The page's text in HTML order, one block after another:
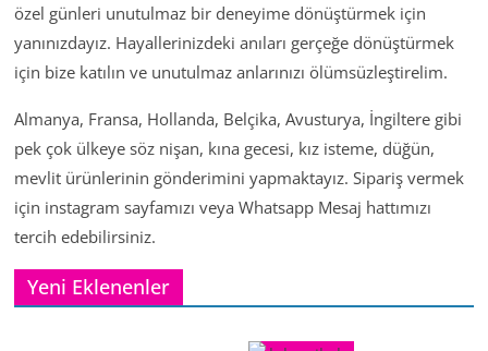
özel günleri unutulmaz bir deneyime dönüştürmek için
yanınızdayız. Hayallerinizdeki anıları gerçeğe dönüştürmek
için bize katılın ve unutulmaz anlarınızı ölümsüzleştirelim.
Almanya, Fransa, Hollanda, Belçika, Avusturya, İngiltere gibi
pek çok ülkeye söz nişan, kına gecesi, kız isteme, düğün,
mevlit ürünlerinin gönderimini yapmaktayız. Sipariş vermek
için instagram sayfamızı veya Whatsapp Mesaj hattımızı
tercih edebilirsiniz.
Yeni Eklenenler